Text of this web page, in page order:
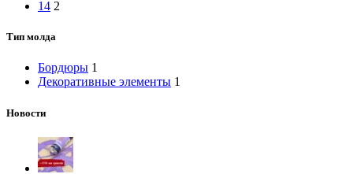
14 2
Тип молда
Бордюры 1
Декоративные элементы 1
Новости